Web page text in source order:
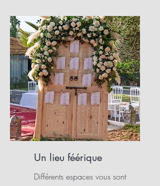
Un lieu féérique
Différents espaces vous sont